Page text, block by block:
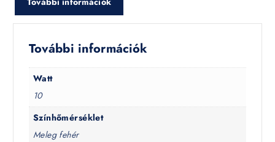
További információk
Watt
10
Színhőmérséklet
Meleg fehér